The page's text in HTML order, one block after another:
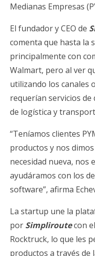
Medianas Empresas
El fundador y CEO de
comenta que hasta la
principalmente con
Walmart, pero al ver
utilizando los canales
requerían servicios de
de logística y
“Teníamos clientes
productos y nos
necesidad nueva, nos
ayudáramos con los
software”, afirma
La startup une la
por Simpliroutecon
Rocktruck, lo que les
productos a través de